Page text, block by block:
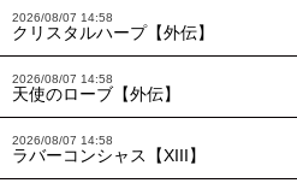
2026/08/07 14:58
クリスタルハープ【外伝】
2026/08/07 14:58
天使のローブ【外伝】
2026/08/07 14:58
ラバーコンシャス【XIII】